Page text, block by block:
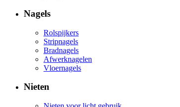
Nagels
Rolspijkers
Stripnagels
Bradnagels
Afwerknagelen
Vloernagels
Nieten